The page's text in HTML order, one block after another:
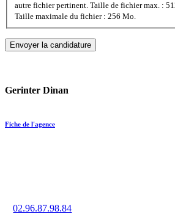
autre fichier pertinent. Taille de fichier max. :
Taille maximale du fichier : 256 Mo.
Gerinter Dinan
Fiche de l'agence
02.96.87.98.84